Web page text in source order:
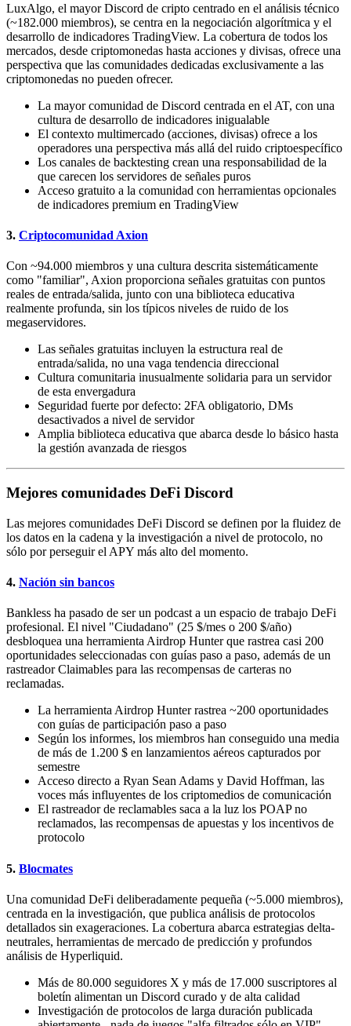
LuxAlgo, el mayor Discord de cripto centrado en el análisis técnico
(~182.000 miembros), se centra en la negociación algorítmica y el
desarrollo de indicadores TradingView. La cobertura de todos los
mercados, desde criptomonedas hasta acciones y divisas, ofrece una
perspectiva que las comunidades dedicadas exclusivamente a las
criptomonedas no pueden ofrecer.
La mayor comunidad de Discord centrada en el AT, con una
cultura de desarrollo de indicadores inigualable
El contexto multimercado (acciones, divisas) ofrece a los
operadores una perspectiva más allá del ruido criptoespecífico
Los canales de backtesting crean una responsabilidad de la
que carecen los servidores de señales puros
Acceso gratuito a la comunidad con herramientas opcionales
de indicadores premium en TradingView
3. Criptocomunidad Axion
Con ~94.000 miembros y una cultura descrita sistemáticamente
como "familiar", Axion proporciona señales gratuitas con puntos
reales de entrada/salida, junto con una biblioteca educativa
realmente profunda, sin los típicos niveles de ruido de los
megaservidores.
Las señales gratuitas incluyen la estructura real de
entrada/salida, no una vaga tendencia direccional
Cultura comunitaria inusualmente solidaria para un servidor
de esta envergadura
Seguridad fuerte por defecto: 2FA obligatorio, DMs
desactivados a nivel de servidor
Amplia biblioteca educativa que abarca desde lo básico hasta
la gestión avanzada de riesgos
Mejores comunidades DeFi Discord
Las mejores comunidades DeFi Discord se definen por la fluidez de
los datos en la cadena y la investigación a nivel de protocolo, no
sólo por perseguir el APY más alto del momento.
4. Nación sin bancos
Bankless ha pasado de ser un podcast a un espacio de trabajo DeFi
profesional. El nivel "Ciudadano" (25 $/mes o 200 $/año)
desbloquea una herramienta Airdrop Hunter que rastrea casi 200
oportunidades seleccionadas con guías paso a paso, además de un
rastreador Claimables para las recompensas de carteras no
reclamadas.
La herramienta Airdrop Hunter rastrea ~200 oportunidades
con guías de participación paso a paso
Según los informes, los miembros han conseguido una media
de más de 1.200 $ en lanzamientos aéreos capturados por
semestre
Acceso directo a Ryan Sean Adams y David Hoffman, las
voces más influyentes de los criptomedios de comunicación
El rastreador de reclamables saca a la luz los POAP no
reclamados, las recompensas de apuestas y los incentivos de
protocolo
5. Blocmates
Una comunidad DeFi deliberadamente pequeña (~5.000 miembros),
centrada en la investigación, que publica análisis de protocolos
detallados sin exageraciones. La cobertura abarca estrategias delta-
neutrales, herramientas de mercado de predicción y profundos
análisis de Hyperliquid.
Más de 80.000 seguidores X y más de 17.000 suscriptores al
boletín alimentan un Discord curado y de alta calidad
Investigación de protocolos de larga duración publicada